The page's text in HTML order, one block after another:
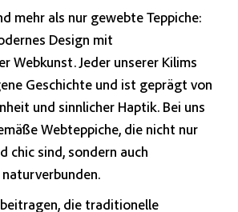
mehr als nur gewebte Teppiche:
Design mit
Webkunst. Jeder unserer Kilims
Geschichte und ist geprägt von
und sinnlicher Haptik. Bei uns
Webteppiche, die nicht nur
chic sind, sondern auch
die traditionelle